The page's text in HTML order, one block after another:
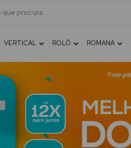
VERTICAL ROLÔ ROMANA